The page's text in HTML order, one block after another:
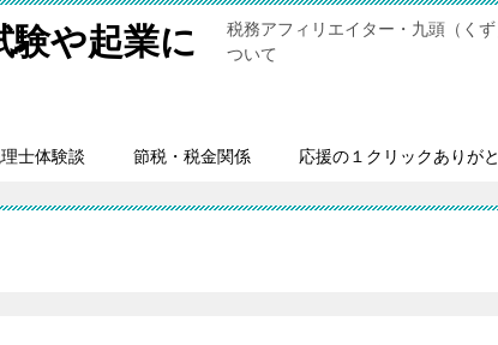
や起業に
税務アフィリエイター・九頭（く
ついて
士体験談 節税・税金関係 応援の１クリックありが